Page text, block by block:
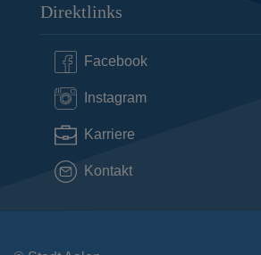
Direktlinks
Facebook
Instagram
Karriere
Kontakt